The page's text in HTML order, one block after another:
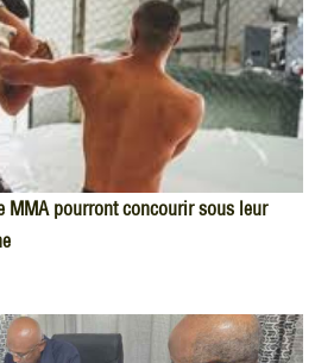
MMA pourront concourir sous leur